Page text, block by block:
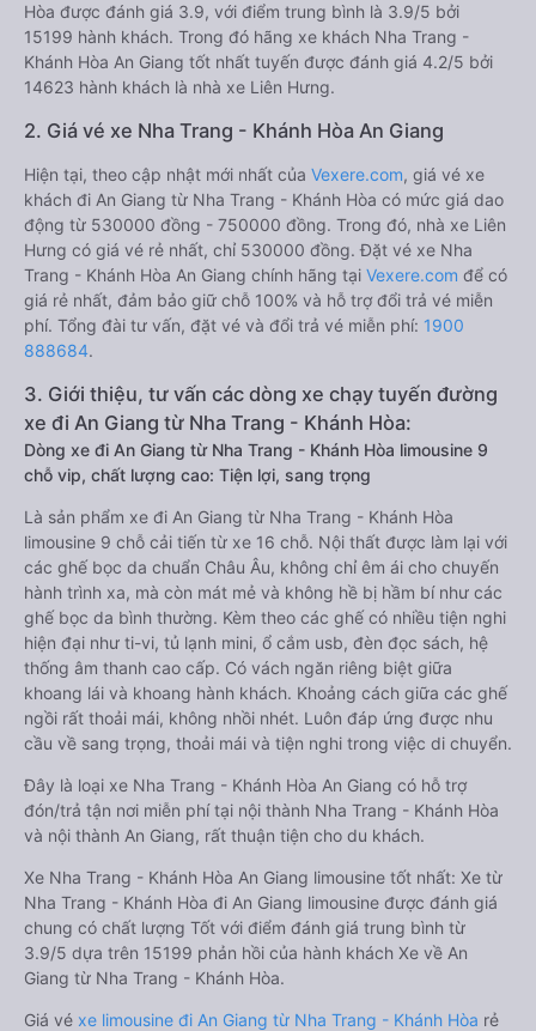
Hòa được đánh giá 3.9, với điểm trung bình là 3.9/5 bởi
15199 hành khách. Trong đó hãng xe khách Nha Trang -
Khánh Hòa An Giang tốt nhất tuyến được đánh giá 4.2/5 bởi
14623 hành khách là nhà xe Liên Hưng.
2. Giá vé xe Nha Trang - Khánh Hòa An Giang
Hiện tại, theo cập nhật mới nhất của Vexere.com, giá vé xe
khách đi An Giang từ Nha Trang - Khánh Hòa có mức giá dao
động từ 530000 đồng - 750000 đồng. Trong đó, nhà xe Liên
Hưng có giá vé rẻ nhất, chỉ 530000 đồng. Đặt vé xe Nha
Trang - Khánh Hòa An Giang chính hãng tại Vexere.com để có
giá rẻ nhất, đảm bảo giữ chỗ 100% và hỗ trợ đổi trả vé miễn
phí. Tổng đài tư vấn, đặt vé và đổi trả vé miễn phí: 1900
888684.
3. Giới thiệu, tư vấn các dòng xe chạy tuyến đường
xe đi An Giang từ Nha Trang - Khánh Hòa:
Dòng xe đi An Giang từ Nha Trang - Khánh Hòa limousine 9
chỗ vip, chất lượng cao: Tiện lợi, sang trọng
Là sản phẩm xe đi An Giang từ Nha Trang - Khánh Hòa
limousine 9 chỗ cải tiến từ xe 16 chỗ. Nội thất được làm lại với
các ghế bọc da chuẩn Châu Âu, không chỉ êm ái cho chuyến
hành trình xa, mà còn mát mẻ và không hề bị hầm bí như các
ghế bọc da bình thường. Kèm theo các ghế có nhiều tiện nghi
hiện đại như ti-vi, tủ lạnh mini, ổ cắm usb, đèn đọc sách, hệ
thống âm thanh cao cấp. Có vách ngăn riêng biệt giữa
khoang lái và khoang hành khách. Khoảng cách giữa các ghế
ngồi rất thoải mái, không nhồi nhét. Luôn đáp ứng được nhu
cầu về sang trọng, thoải mái và tiện nghi trong việc di chuyển.
Đây là loại xe Nha Trang - Khánh Hòa An Giang có hỗ trợ
đón/trả tận nơi miễn phí tại nội thành Nha Trang - Khánh Hòa
và nội thành An Giang, rất thuận tiện cho du khách.
Xe Nha Trang - Khánh Hòa An Giang limousine tốt nhất: Xe từ
Nha Trang - Khánh Hòa đi An Giang limousine được đánh giá
chung có chất lượng Tốt với điểm đánh giá trung bình từ
3.9/5 dựa trên 15199 phản hồi của hành khách Xe về An
Giang từ Nha Trang - Khánh Hòa.
Giá vé xe limousine đi An Giang từ Nha Trang - Khánh Hòa rẻ